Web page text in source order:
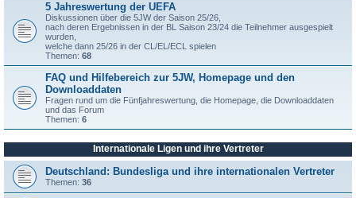
5 Jahreswertung der UEFA
Diskussionen über die 5JW der Saison 25/26,
nach deren Ergebnissen in der BL Saison 23/24 die Teilnehmer ausgespielt
wurden,
welche dann 25/26 in der CL/EL/ECL spielen
Themen: 68
FAQ und Hilfebereich zur 5JW, Homepage und den
Downloaddaten
Fragen rund um die Fünfjahreswertung, die Homepage, die Downloaddaten
und das Forum
Themen: 6
Internationale Ligen und ihre Vertreter
Deutschland: Bundesliga und ihre internationalen Vertreter
Themen: 36